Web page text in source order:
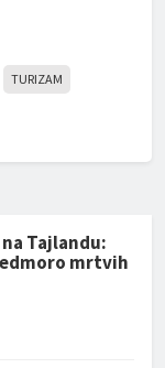
TURIZAM
Tajlandu:
mrtvih